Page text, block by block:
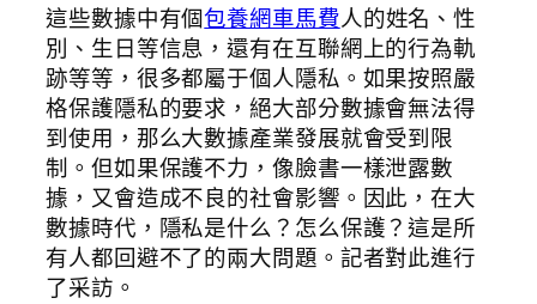
這些數據中有個包養網車馬費人的姓名、性
別、生日等信息，還有在互聯網上的行為軌
跡等等，很多都屬于個人隱私。如果按照嚴
格保護隱私的要求，絕大部分數據會無法得
到使用，那么大數據產業發展就會受到限
制。但如果保護不力，像臉書一樣泄露數
據，又會造成不良的社會影響。因此，在大
數據時代，隱私是什么？怎么保護？這是所
有人都回避不了的兩大問題。記者對此進行
了采訪。